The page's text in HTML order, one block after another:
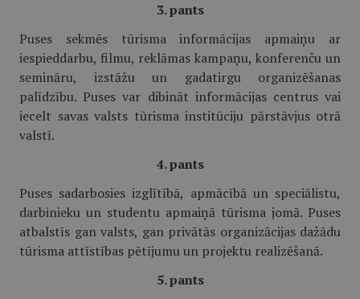
3. pants
Puses sekmēs tūrisma informācijas apmaiņu ar
iespieddarbu, filmu, reklāmas kampaņu, konferenču un
semināru, izstāžu un gadatirgu organizēšanas
palīdzību. Puses var dibināt informācijas centrus vai
iecelt savas valsts tūrisma institūciju pārstāvjus otrā
valstī.
4. pants
Puses sadarbosies izglītībā, apmācībā un speciālistu,
darbinieku un studentu apmaiņā tūrisma jomā. Puses
atbalstīs gan valsts, gan privātās organizācijas dažādu
tūrisma attīstības pētījumu un projektu realizēšanā.
5. pants